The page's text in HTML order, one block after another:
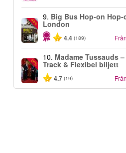
-40%
9. Big Bus Hop-on Hop-
London
4.4 (189)
-25%
10. Madame Tussauds
Track & Flexibel biljett
4.7 (19)